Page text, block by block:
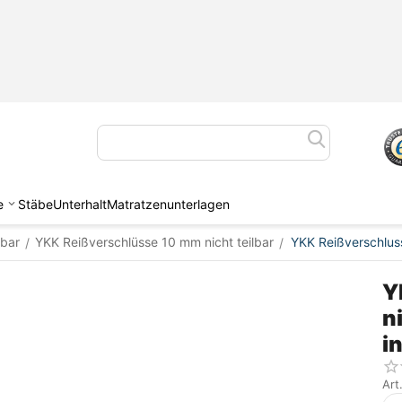
StäbeUnterhaltMatratzenunterlagen
/ YKK Reißverschlüsse 10 mm nicht teilbar / YKK